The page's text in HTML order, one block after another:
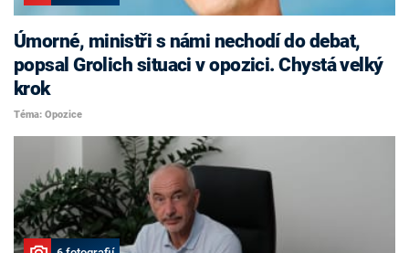
Úmorné, ministři s námi nechodí do debat,
popsal Grolich situaci v opozici. Chystá velký
krok
Téma: Opozice